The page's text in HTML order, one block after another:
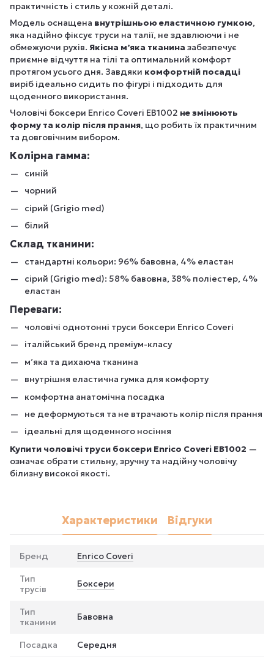
практичність і стиль у кожній деталі.
Модель оснащена внутрішньою еластичною гумкою,
яка надійно фіксує труси на талії, не здавлюючи і не
обмежуючи рухів. Якісна м’яка тканина забезпечує
приємне відчуття на тілі та оптимальний комфорт
протягом усього дня. Завдяки комфортній посадці
виріб ідеально сидить по фігурі і підходить для
щоденного використання.
Чоловічі боксери Enrico Coveri EB1002 не змінюють
форму та колір після прання, що робить їх практичним
та довговічним вибором.
Колірна гамма:
синій
чорний
сірий (Grigio med)
білий
Склад тканини:
стандартні кольори: 96% бавовна, 4% еластан
сірий (Grigio med): 58% бавовна, 38% поліестер, 4%
еластан
Переваги:
чоловічі однотонні труси боксери Enrico Coveri
італійський бренд преміум-класу
м’яка та дихаюча тканина
внутрішня еластична гумка для комфорту
комфортна анатомічна посадка
не деформуються та не втрачають колір після прання
ідеальні для щоденного носіння
Купити чоловічі труси боксери Enrico Coveri EB1002 —
означає обрати стильну, зручну та надійну чоловічу
білизну високої якості.
Характеристики Відгуки
Бренд Enrico Coveri
Тип
трусів
Боксери
Тип
тканини
Бавовна
Посадка Середня